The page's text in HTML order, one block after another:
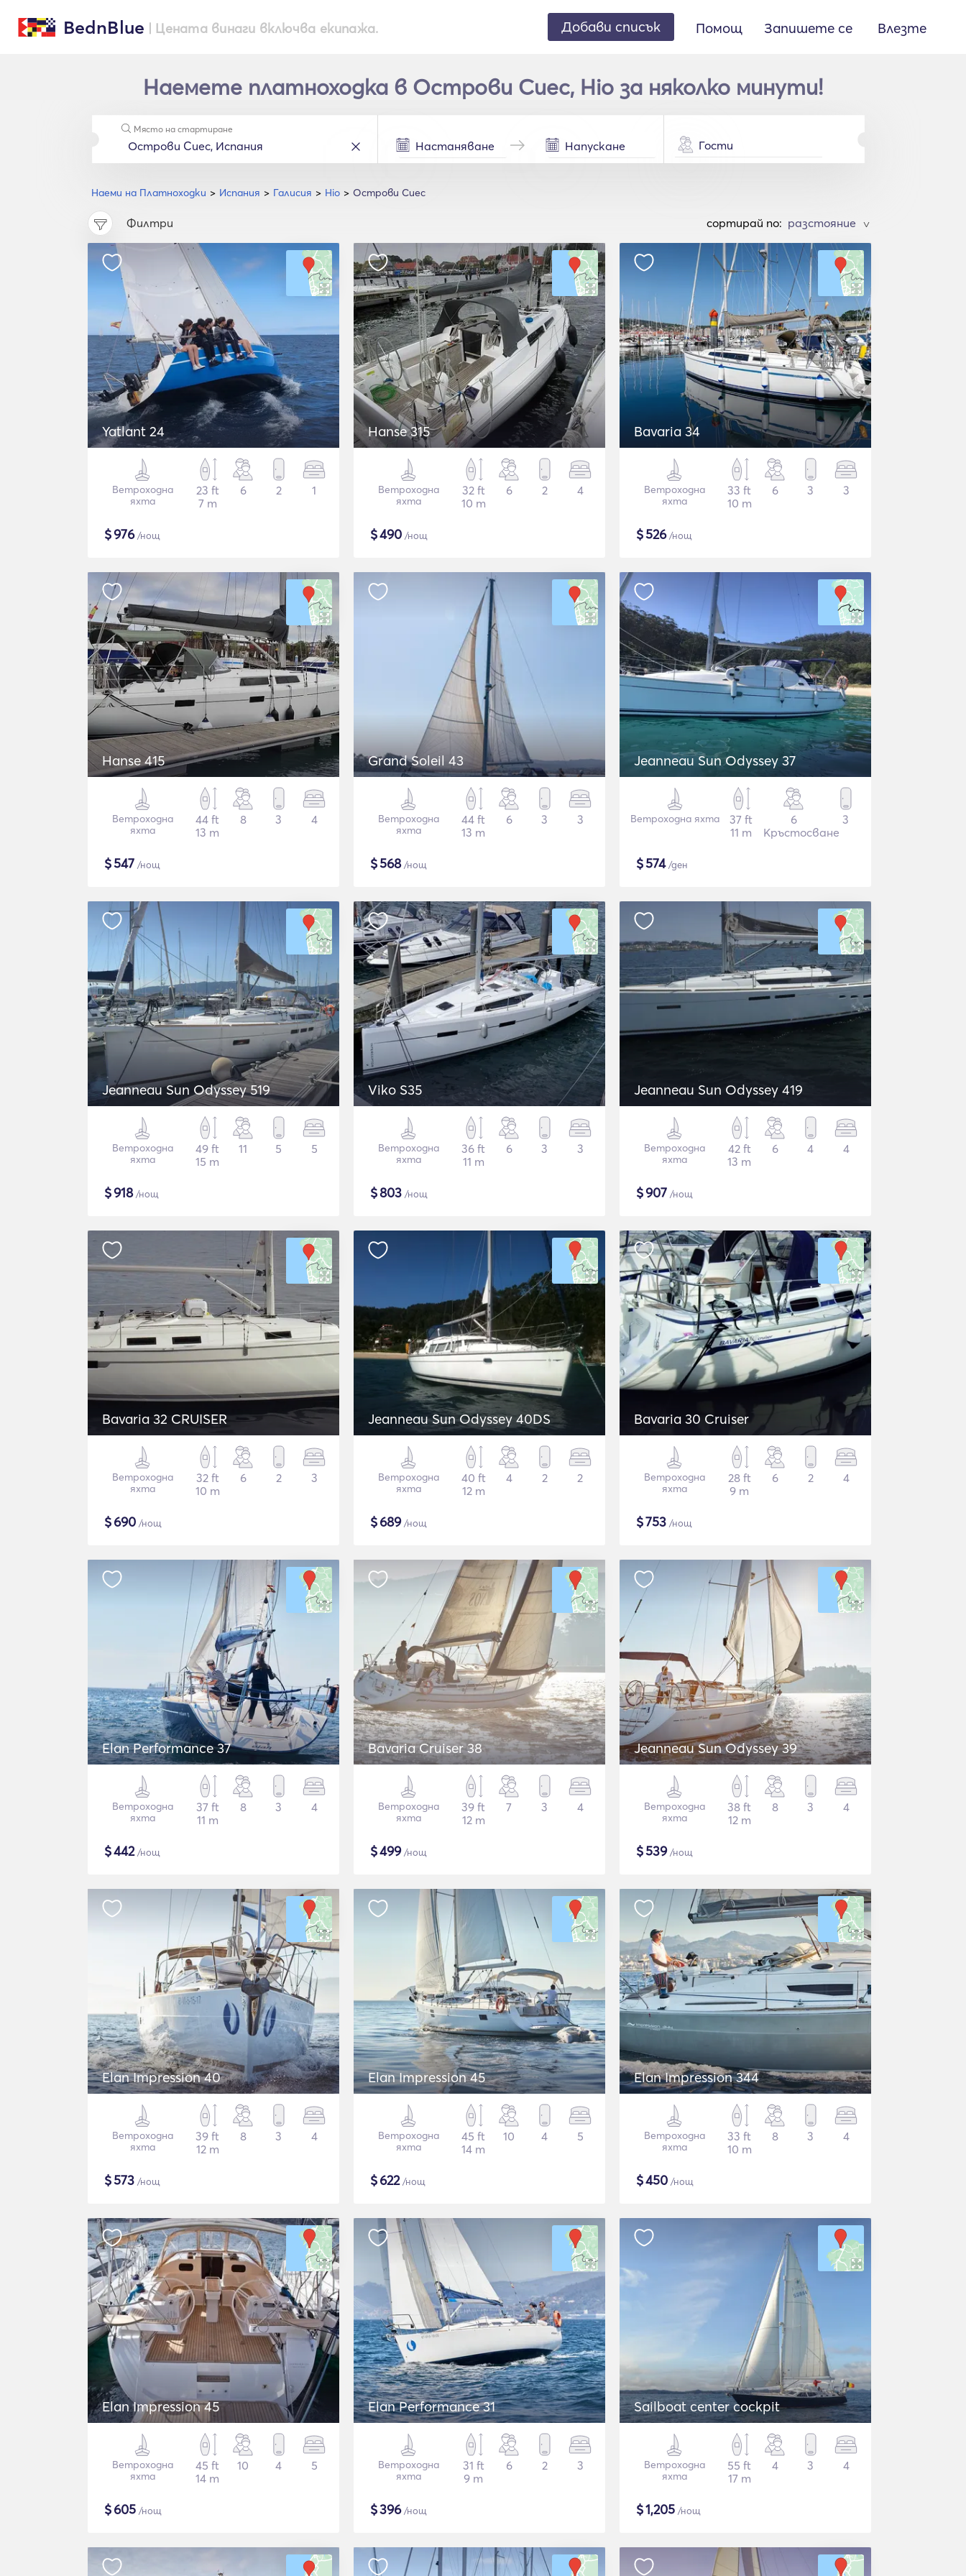
BednBlue | Цената винаги включва екипажа. Добави списък Помощ Запишете се Влезте
Наемете платноходка в Острови Сиес, Hio за няколко минути!
Наеми на Платноходки Испания Галисия Hio Острови Сиес
Място на стартиране
Гости
Филтри cортирай по: >
Yatlant 24
Ветроходна
яхта
23 ft
7 m
6 2 1
$976/нощ
Hanse 315
Ветроходна
яхта
32 ft
10 m
6 2 4
$490 /нощ
Bavaria 34
Ветроходна
яхта
33 ft
10 m
6 3 3
$526/нощ
Hanse 415
Ветроходна
яхта
44 ft
13 m
8 3 4
$547 /нощ
Grand Soleil 43
Ветроходна
яхта
44 ft
13 m
6 3 3
$568/нощ
Jeanneau Sun Odyssey 37
Ветроходна яхта
37 ft
11 m
6
Кръстосване
3
$574/ден
Jeanneau Sun Odyssey 519
Ветроходна
яхта
49 ft
15 m
11 5 5
$918/нощ
Viko S35
Ветроходна
яхта
36 ft
11 m
6 3 3
$803 /нощ
Jeanneau Sun Odyssey 419
Ветроходна
яхта
42 ft
13 m
6 4 4
$907 /нощ
Bavaria 32 CRUISER
Ветроходна
яхта
32 ft
10 m
6 2 3
$690 /нощ
Jeanneau Sun Odyssey 40DS
Ветроходна
яхта
40 ft
12 m
4 2 2
$689/нощ
Bavaria 30 Cruiser
Ветроходна
яхта
28 ft
9 m
6 2 4
$753 /нощ
Elan Performance 37
Ветроходна
яхта
37 ft
11 m
8 3 4
$442/нощ
Bavaria Cruiser 38
Ветроходна
яхта
39 ft
12 m
7 3 4
$499/нощ
Jeanneau Sun Odyssey 39
Ветроходна
яхта
38 ft
12 m
8 3 4
$539/нощ
Elan Impression 40
Ветроходна
яхта
39 ft
12 m
8 3 4
$573 /нощ
Elan Impression 45
Ветроходна
яхта
45 ft
14 m
10 4 5
$622/нощ
Elan Impression 344
Ветроходна
яхта
33 ft
10 m
8 3 4
$450 /нощ
Elan Impression 45
Ветроходна
яхта
45 ft
14 m
10 4 5
$605 /нощ
Elan Performance 31
Ветроходна
яхта
31 ft
9 m
6 2 3
$396/нощ
Sailboat center cockpit
Ветроходна
яхта
55 ft
17 m
4 3 4
$1,205 /нощ